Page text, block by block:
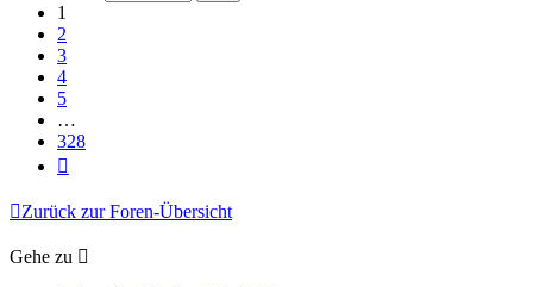
1
2
3
4
5
…
328
Zurück zur Foren-Übersicht
Gehe zu